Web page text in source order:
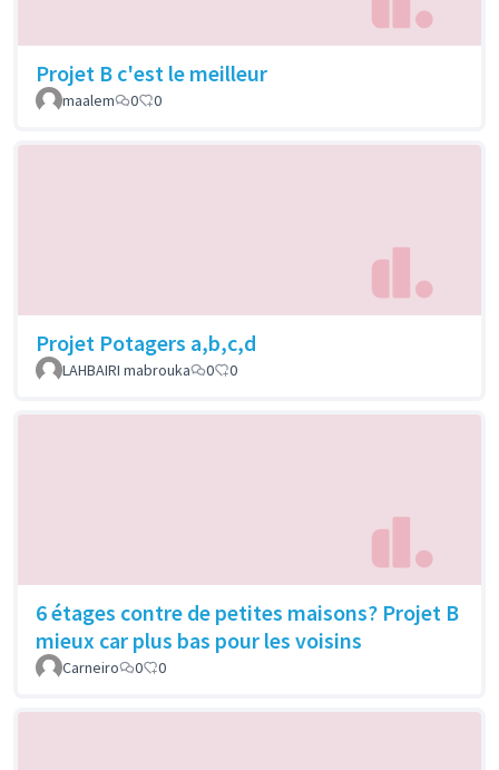
Projet B c'est le meilleur
maalem 0 0
Projet Potagers a,b,c,d
LAHBAIRI mabrouka 0 0
6 étages contre de petites maisons? Projet B
mieux car plus bas pour les voisins
Carneiro 0 0